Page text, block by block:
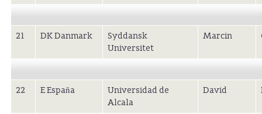
21 DK Danmark
Syddansk
Universitet
Marcin
22 E España
Universidad de
Alcala
David